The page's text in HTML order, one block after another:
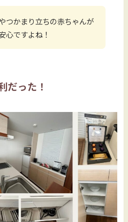
つかまり立ちの赤ちゃんが
心ですよね！
だった！